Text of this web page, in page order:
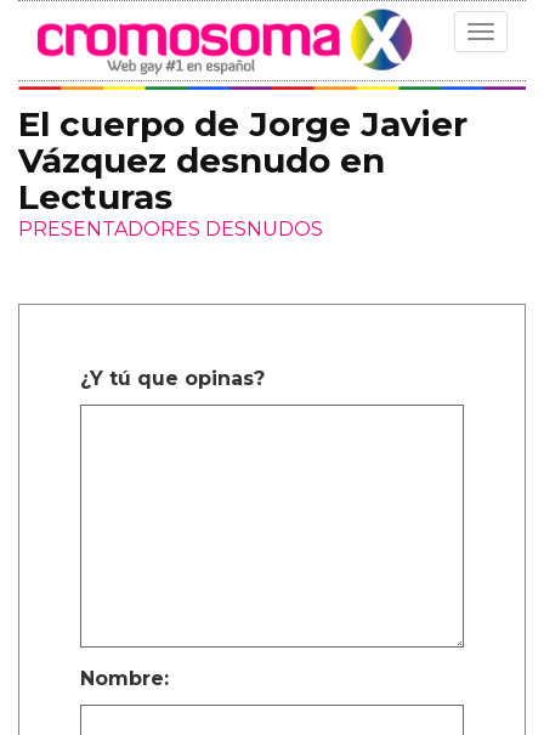
Toggle
El cuerpo de Jorge Javier
Vázquez desnudo en
Lecturas
PRESENTADORES DESNUDOS
¿Y tú que opinas?
Nombre: